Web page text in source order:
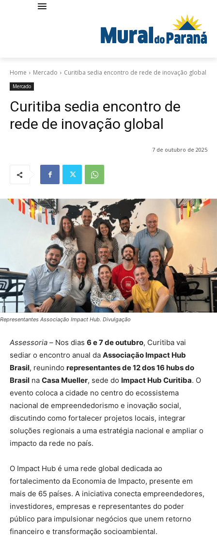
Home Mercado Curitiba sedia encontro de rede de inovação global
Mercado
Curitiba sedia encontro de
rede de inovação global
7 de outubro de 2025
Representantes Associação Impact Hub. Divulgação
Assessoria – Nos dias 6 e 7 de outubro, Curitiba vai
sediar o encontro anual da Associação Impact Hub
Brasil, reunindo representantes de 12 dos 16 hubs do
Brasil na Casa Mueller, sede do Impact Hub Curitiba. O
evento coloca a cidade no centro do ecossistema
nacional de empreendedorismo e inovação social,
discutindo como fortalecer projetos locais, integrar
soluções regionais a uma estratégia nacional e ampliar o
impacto da rede no país.
O Impact Hub é uma rede global dedicada ao
fortalecimento da Economia de Impacto, presente em
mais de 65 países. A iniciativa conecta empreendedores,
investidores, empresas e representantes do poder
público para impulsionar negócios que unem retorno
financeiro e transformação socioambiental.